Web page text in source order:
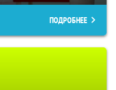
ПОДРОБНЕЕ